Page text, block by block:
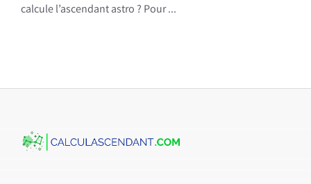
calcule l’ascendant astro ? Pour ...